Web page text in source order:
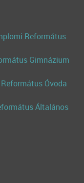
Református
Gimnázium
Óvoda
Általános